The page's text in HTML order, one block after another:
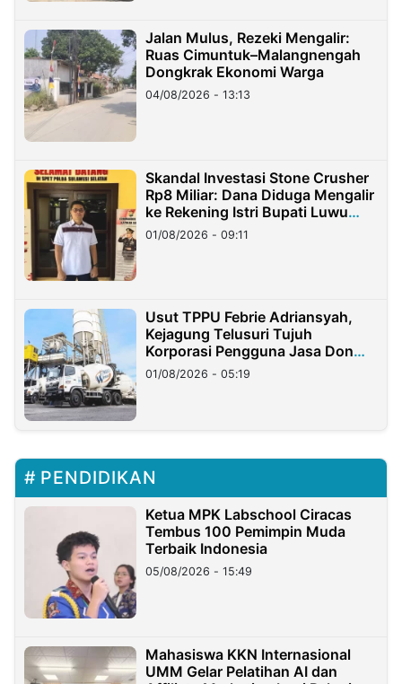
Jalan Mulus, Rezeki Mengalir:
Ruas Cimuntuk–Malangnengah
Dongkrak Ekonomi Warga
04/08/2026 - 13:13
Skandal Investasi Stone Crusher
Rp8 Miliar: Dana Diduga Mengalir
ke Rekening Istri Bupati Luwu
Timur
01/08/2026 - 09:11
Usut TPPU Febrie Adriansyah,
Kejagung Telusuri Tujuh
Korporasi Pengguna Jasa Don
Ritto
01/08/2026 - 05:19
PENDIDIKAN
Ketua MPK Labschool Ciracas
Tembus 100 Pemimpin Muda
Terbaik Indonesia
05/08/2026 - 15:49
Mahasiswa KKN Internasional
UMM Gelar Pelatihan AI dan